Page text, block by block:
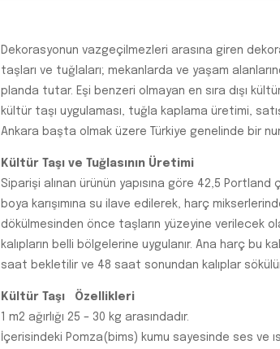
Dekorasyonun vazgeçilmezleri arasına giren
taşları ve tuğlaları; mekanlarda ve yaşam
planda tutar. Eşi benzeri olmayan en sıra dışı
kültür taşı uygulaması, tuğla kaplama üretimi,
Ankara başta olmak üzere Türkiye genelinde bir
Kültür Taşı ve Tuğlasının Üretimi
Siparişi alınan ürünün yapısına göre 42,5
boya karışımına su ilave edilerek, harç
dökülmesinden önce taşların yüzeyine verilecek
kalıpların belli bölgelerine uygulanır. Ana harç bu
saat bekletilir ve 48 saat sonundan kalıplar
Kültür Taşı Özellikleri
1 m2 ağırlığı 25 – 30 kg arasındadır.
İçerisindeki Pomza(bims) kumu sayesinde ses ve